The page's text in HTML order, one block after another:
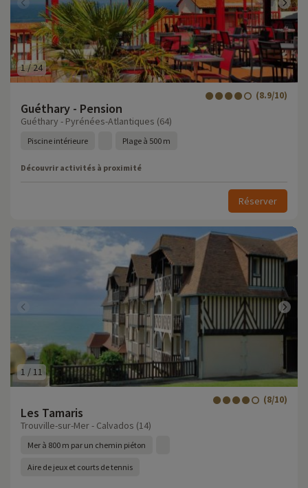
1/24
Guéthary - Pension
(8.9/10)
Guéthary - Pyrénées-Atlantiques (64)
Piscine intérieure Plage à 500 m
Découvrir activités à proximité
Réserver
1 / 11
Les Tamaris
(8/10)
Trouville-sur-Mer - Calvados (14)
Mer à 800 m par un chemin piéton
Aire de jeux et courts de tennis